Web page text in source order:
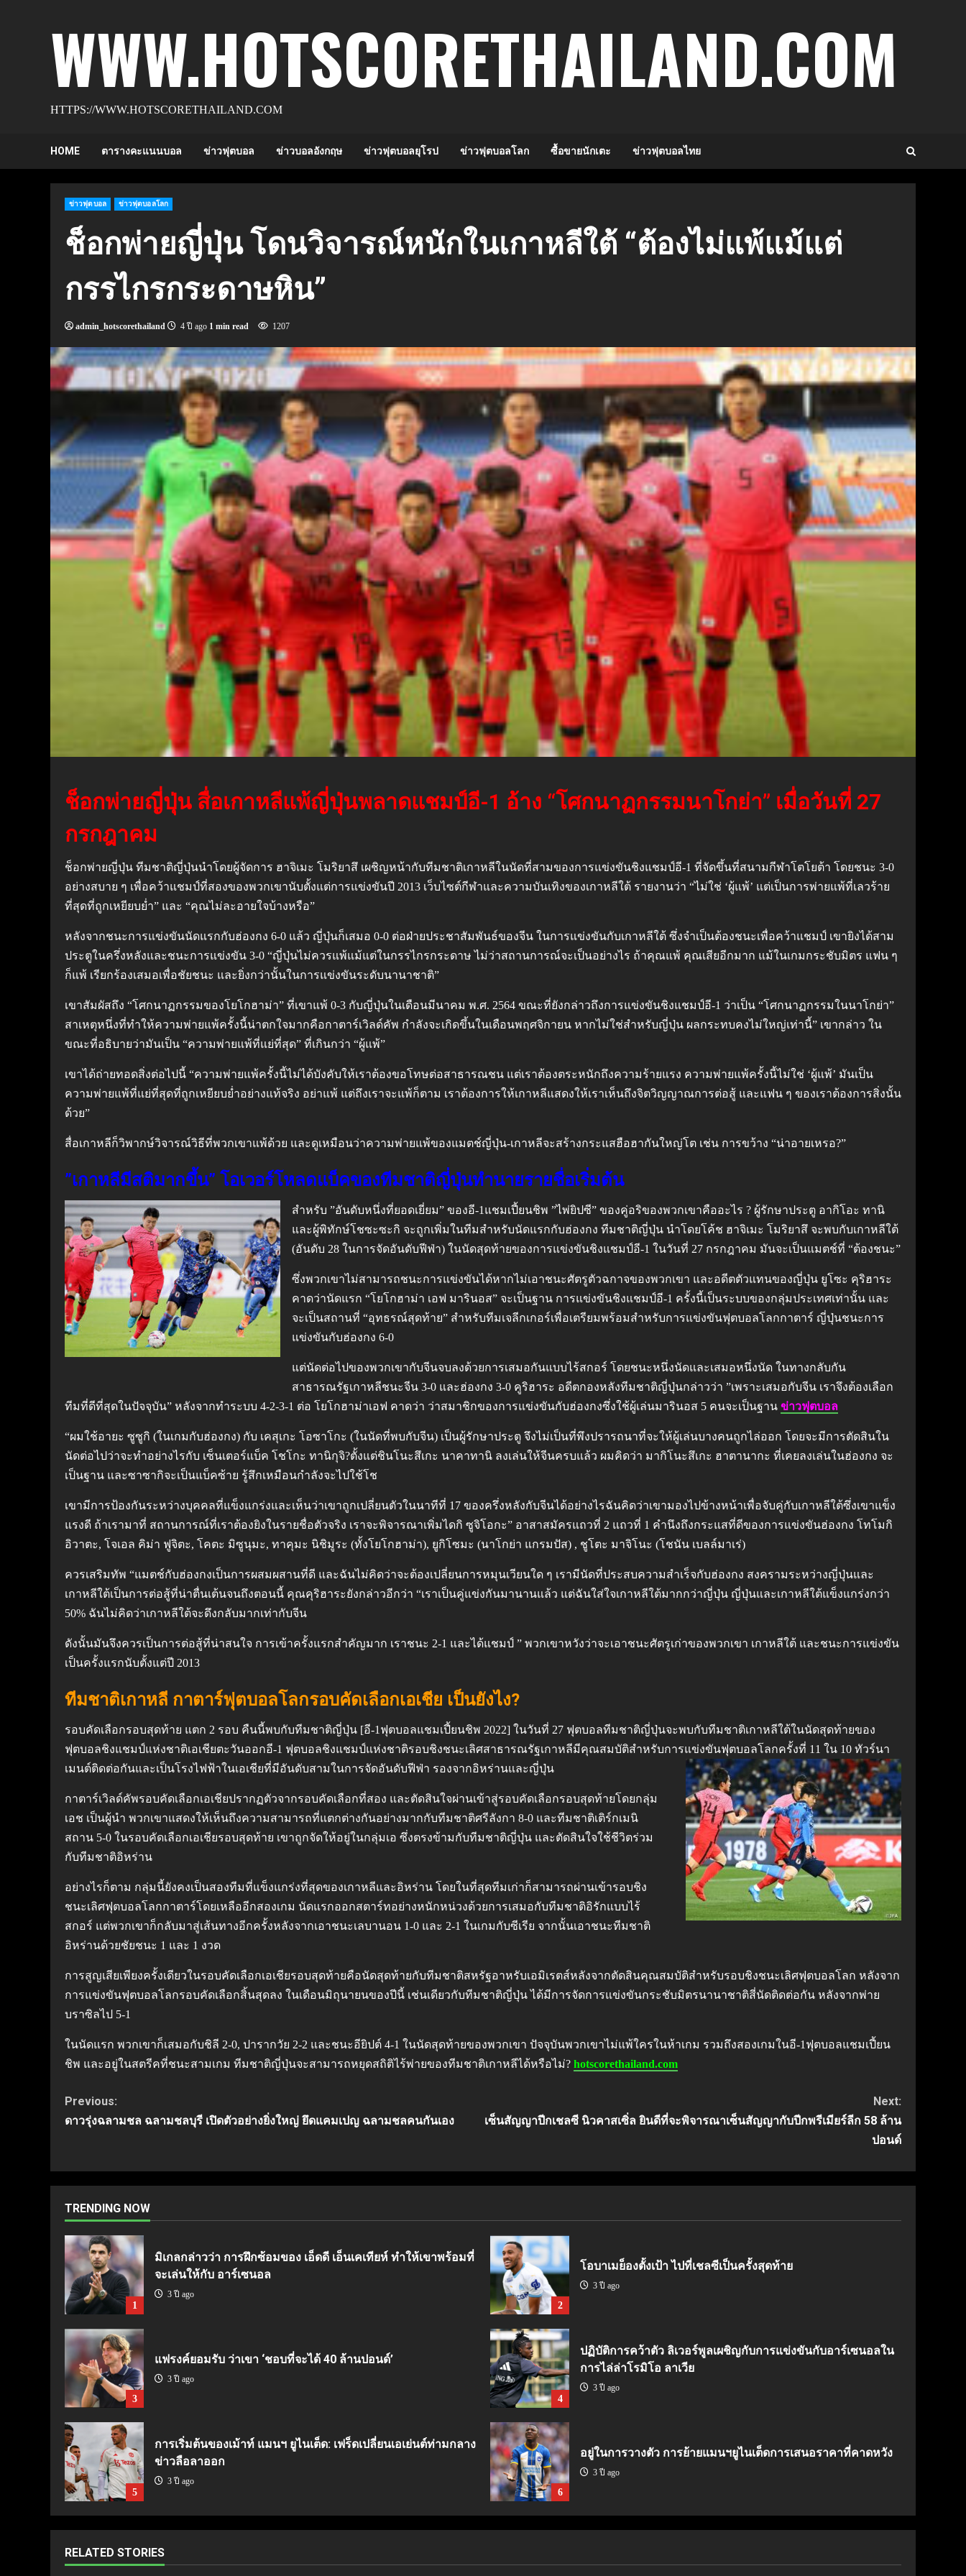
WWW.HOTSCORETHAILAND.COM
HTTPS://WWW.HOTSCORETHAILAND.COM
HOME ตารางคะแนนบอล ข่าวฟุตบอล ข่าวบอลอังกฤษ ข่าวฟุตบอลยุโรป ข่าวฟุตบอลโลก ซื้อขายนักเตะ ข่าวฟุตบอลไทย
ข่าวฟุตบอล ข่าวฟุตบอลโลก
ช็อกพ่ายญี่ปุ่น โดนวิจารณ์หนักในเกาหลีใต้ “ต้องไม่แพ้แม้แต่
กรรไกรกระดาษหิน”
admin_hotscorethailand 4 ปี ago 1 min read 1207
ช็อกพ่ายญี่ปุ่น สื่อเกาหลีแพ้ญี่ปุ่นพลาดแชมป์อี-1 อ้าง “โศกนาฏกรรมนาโกย่า” เมื่อวันที่ 27
กรกฎาคม
ช็อกพ่ายญี่ปุ่น ทีมชาติญี่ปุ่นนำโดยผู้จัดการ ฮาจิเมะ โมริยาสึ เผชิญหน้ากับทีมชาติเกาหลีในนัดที่สามของการแข่งขันชิงแชมป์อี-1 ที่จัดขึ้นที่สนามกีฬาโตโยต้า โดยชนะ 3-0
อย่างสบาย ๆ เพื่อคว้าแชมป์ที่สองของพวกเขานับตั้งแต่การแข่งขันปี 2013 เว็บไซต์กีฬาและความบันเทิงของเกาหลีใต้ รายงานว่า “ไม่ใช่ ‘ผู้แพ้’ แต่เป็นการพ่ายแพ้ที่เลวร้าย
ที่สุดที่ถูกเหยียบย่ำ” และ “คุณไม่ละอายใจบ้างหรือ”
หลังจากชนะการแข่งขันนัดแรกกับฮ่องกง 6-0 แล้ว ญี่ปุ่นก็เสมอ 0-0 ต่อฝ่ายประชาสัมพันธ์ของจีน ในการแข่งขันกับเกาหลีใต้ ซึ่งจำเป็นต้องชนะเพื่อคว้าแชมป์ เขายิงได้สาม
ประตูในครึ่งหลังและชนะการแข่งขัน 3-0 “ญี่ปุ่นไม่ควรแพ้แม้แต่ในกรรไกรกระดาษ ไม่ว่าสถานการณ์จะเป็นอย่างไร ถ้าคุณแพ้ คุณเสียอีกมาก แม้ในเกมกระชับมิตร แฟน ๆ
ก็แพ้ เรียกร้องเสมอเพื่อชัยชนะ และยิ่งกว่านั้นในการแข่งขันระดับนานาชาติ”
เขาสัมผัสถึง “โศกนาฏกรรมของโยโกฮาม่า” ที่เขาแพ้ 0-3 กับญี่ปุ่นในเดือนมีนาคม พ.ศ. 2564 ขณะที่ยังกล่าวถึงการแข่งขันชิงแชมป์อี-1 ว่าเป็น “โศกนาฏกรรมในนาโกย่า”
สาเหตุหนึ่งที่ทำให้ความพ่ายแพ้ครั้งนี้น่าตกใจมากคือกาตาร์เวิลด์คัพ กำลังจะเกิดขึ้นในเดือนพฤศจิกายน หากไม่ใช่สำหรับญี่ปุ่น ผลกระทบคงไม่ใหญ่เท่านี้” เขากล่าว ใน
ขณะที่อธิบายว่ามันเป็น “ความพ่ายแพ้ที่แย่ที่สุด” ที่เกินกว่า “ผู้แพ้”
เขาได้ถ่ายทอดสิ่งต่อไปนี้ “ความพ่ายแพ้ครั้งนี้ไม่ได้บังคับให้เราต้องขอโทษต่อสาธารณชน แต่เราต้องตระหนักถึงความร้ายแรง ความพ่ายแพ้ครั้งนี้ไม่ใช่ ‘ผู้แพ้’ มันเป็น
ความพ่ายแพ้ที่แย่ที่สุดที่ถูกเหยียบย่ำอย่างแท้จริง อย่าแพ้ แต่ถึงเราจะแพ้ก็ตาม เราต้องการให้เกาหลีแสดงให้เราเห็นถึงจิตวิญญาณการต่อสู้ และแฟน ๆ ของเราต้องการสิ่งนั้น
ด้วย”
สื่อเกาหลีก็วิพากษ์วิจารณ์วิธีที่พวกเขาแพ้ด้วย และดูเหมือนว่าความพ่ายแพ้ของแมตช์ญี่ปุ่น-เกาหลีจะสร้างกระแสฮือฮากันใหญ่โต เช่น การขว้าง “น่าอายเหรอ?”
”เกาหลีมีสติมากขึ้น” โอเวอร์โหลดแบ็คของทีมชาติญี่ปุ่นทำนายรายชื่อเริ่มต้น
สำหรับ ”อันดับหนึ่งที่ยอดเยี่ยม” ของอี-1แชมเปี้ยนชิพ ”ไพ่ยิปซี” ของคู่อริของพวกเขาคืออะไร ? ผู้รักษาประตู อากิโอะ ทานิ
และผู้พิทักษ์โชซะซะกิ จะถูกเพิ่มในทีมสำหรับนัดแรกกับฮ่องกง ทีมชาติญี่ปุ่น นำโดยโค้ช ฮาจิเมะ โมริยาสึ จะพบกับเกาหลีใต้
(อันดับ 28 ในการจัดอันดับฟีฟ่า) ในนัดสุดท้ายของการแข่งขันชิงแชมป์อี-1 ในวันที่ 27 กรกฎาคม มันจะเป็นแมตช์ที่ “ต้องชนะ”
ซึ่งพวกเขาไม่สามารถชนะการแข่งขันได้หากไม่เอาชนะศัตรูตัวฉกาจของพวกเขา และอดีตตัวแทนของญี่ปุ่น ยูโซะ คุริฮาระ
คาดว่านัดแรก “โยโกฮาม่า เอฟ มารินอส” จะเป็นฐาน การแข่งขันชิงแชมป์อี-1 ครั้งนี้เป็นระบบของกลุ่มประเทศเท่านั้น และ
จะเป็นสถานที่ “อุทธรณ์สุดท้าย” สำหรับทีมเจลีกเกอร์เพื่อเตรียมพร้อมสำหรับการแข่งขันฟุตบอลโลกกาตาร์ ญี่ปุ่นชนะการ
แข่งขันกับฮ่องกง 6-0
แต่นัดต่อไปของพวกเขากับจีนจบลงด้วยการเสมอกันแบบไร้สกอร์ โดยชนะหนึ่งนัดและเสมอหนึ่งนัด ในทางกลับกัน
สาธารณรัฐเกาหลีชนะจีน 3-0 และฮ่องกง 3-0 คูริฮาระ อดีตกองหลังทีมชาติญี่ปุ่นกล่าวว่า ”เพราะเสมอกับจีน เราจึงต้องเลือก
ทีมที่ดีที่สุดในปัจจุบัน” หลังจากทำระบบ 4-2-3-1 ต่อ โยโกฮาม่าเอฟ คาดว่า ว่าสมาชิกของการแข่งขันกับฮ่องกงซึ่งใช้ผู้เล่นมารินอส 5 คนจะเป็นฐาน ข่าวฟุตบอล
“ผมใช้อายะ ซูซูกิ (ในเกมกับฮ่องกง) กับ เคสุเกะ โอซาโกะ (ในนัดที่พบกับจีน) เป็นผู้รักษาประตู จึงไม่เป็นที่พึงปรารถนาที่จะให้ผู้เล่นบางคนถูกไล่ออก โดยจะมีการตัดสินใน
นัดต่อไปว่าจะทำอย่างไรกับ เซ็นเตอร์แบ็ค โชโกะ ทานิกุจิ?ตั้งแต่ชินโนะสึเกะ นาคาทานิ ลงเล่นให้จีนครบแล้ว ผมคิดว่า มากิโนะสึเกะ ฮาตานากะ ที่เคยลงเล่นในฮ่องกง จะ
เป็นฐาน และซาซากิจะเป็นแบ็คซ้าย รู้สึกเหมือนกำลังจะไปใช้โช
เขามีการป้องกันระหว่างบุคคลที่แข็งแกร่งและเห็นว่าเขาถูกเปลี่ยนตัวในนาทีที่ 17 ของครึ่งหลังกับจีนได้อย่างไรฉันคิดว่าเขามองไปข้างหน้าเพื่อจับคู่กับเกาหลีใต้ซึ่งเขาแข็ง
แรงดี ถ้าเรามาที่ สถานการณ์ที่เราต้องยิงในรายชื่อตัวจริง เราจะพิจารณาเพิ่มไดกิ ซูจิโอกะ” อาสาสมัครแถวที่ 2 แถวที่ 1 คำนึงถึงกระแสที่ดีของการแข่งขันฮ่องกง โทโมกิ
อิวาตะ, โจเอล คิม่า ฟูจิตะ, โคตะ มิซูนุมะ, ทาคุมะ นิชิมูระ (ทั้งโยโกฮาม่า), ยูกิโซมะ (นาโกย่า แกรมปัส) , ชูโตะ มาจิโนะ (โชนัน เบลล์มาเร่)
ควรเสริมทัพ “แมตช์กับฮ่องกงเป็นการผสมผสานที่ดี และฉันไม่คิดว่าจะต้องเปลี่ยนการหมุนเวียนใด ๆ เรามีนัดที่ประสบความสำเร็จกับฮ่องกง สงครามระหว่างญี่ปุ่นและ
เกาหลีใต้เป็นการต่อสู้ที่น่าตื่นเต้นจนถึงตอนนี้ คุณคุริฮาระยังกล่าวอีกว่า “เราเป็นคู่แข่งกันมานานแล้ว แต่ฉันใส่ใจเกาหลีใต้มากกว่าญี่ปุ่น ญี่ปุ่นและเกาหลีใต้แข็งแกร่งกว่า
50% ฉันไม่คิดว่าเกาหลีใต้จะดึงกลับมากเท่ากับจีน
ดังนั้นมันจึงควรเป็นการต่อสู้ที่น่าสนใจ การเข้าครั้งแรกสำคัญมาก เราชนะ 2-1 และได้แชมป์ ” พวกเขาหวังว่าจะเอาชนะศัตรูเก่าของพวกเขา เกาหลีใต้ และชนะการแข่งขัน
เป็นครั้งแรกนับตั้งแต่ปี 2013
ทีมชาติเกาหลี กาตาร์ฟุตบอลโลกรอบคัดเลือกเอเชีย เป็นยังไง?
รอบคัดเลือกรอบสุดท้าย แตก 2 รอบ คืนนี้พบกับทีมชาติญี่ปุ่น [อี-1ฟุตบอลแชมเปี้ยนชิพ 2022] ในวันที่ 27 ฟุตบอลทีมชาติญี่ปุ่นจะพบกับทีมชาติเกาหลีใต้ในนัดสุดท้ายของ
ฟุตบอลชิงแชมป์แห่งชาติเอเชียตะวันออกอี-1 ฟุตบอลชิงแชมป์แห่งชาติรอบชิงชนะเลิศสาธารณรัฐเกาหลีมีคุณสมบัติสำหรับการแข่งขันฟุตบอลโลกครั้งที่ 11 ใน 10 ทัวร์นา
เมนต์ติดต่อกันและเป็นโรงไฟฟ้าในเอเชียที่มีอันดับสามในการจัดอันดับฟีฟ่า รองจากอิหร่านและญี่ปุ่น
กาตาร์เวิลด์คัพรอบคัดเลือกเอเชียปรากฏตัวจากรอบคัดเลือกที่สอง และตัดสินใจผ่านเข้าสู่รอบคัดเลือกรอบสุดท้ายโดยกลุ่ม
เอช เป็นผู้นำ พวกเขาแสดงให้เห็นถึงความสามารถที่แตกต่างกันอย่างมากกับทีมชาติศรีลังกา 8-0 และทีมชาติเติร์กเมนิ
สถาน 5-0 ในรอบคัดเลือกเอเชียรอบสุดท้าย เขาถูกจัดให้อยู่ในกลุ่มเอ ซึ่งตรงข้ามกับทีมชาติญี่ปุ่น และตัดสินใจใช้ชีวิตร่วม
กับทีมชาติอิหร่าน
อย่างไรก็ตาม กลุ่มนี้ยังคงเป็นสองทีมที่แข็งแกร่งที่สุดของเกาหลีและอิหร่าน โดยในที่สุดทีมเก่าก็สามารถผ่านเข้ารอบชิง
ชนะเลิศฟุตบอลโลกกาตาร์โดยเหลืออีกสองเกม นัดแรกออกสตาร์ทอย่างหนักหน่วงด้วยการเสมอกับทีมชาติอิรักแบบไร้
สกอร์ แต่พวกเขาก็กลับมาสู่เส้นทางอีกครั้งหลังจากเอาชนะเลบานอน 1-0 และ 2-1 ในเกมกับซีเรีย จากนั้นเอาชนะทีมชาติ
อิหร่านด้วยชัยชนะ 1 และ 1 งวด
การสูญเสียเพียงครั้งเดียวในรอบคัดเลือกเอเชียรอบสุดท้ายคือนัดสุดท้ายกับทีมชาติสหรัฐอาหรับเอมิเรตส์หลังจากตัดสินคุณสมบัติสำหรับรอบชิงชนะเลิศฟุตบอลโลก หลังจาก
การแข่งขันฟุตบอลโลกรอบคัดเลือกสิ้นสุดลง ในเดือนมิถุนายนของปีนี้ เช่นเดียวกับทีมชาติญี่ปุ่น ได้มีการจัดการแข่งขันกระชับมิตรนานาชาติสี่นัดติดต่อกัน หลังจากพ่าย
บราซิลไป 5-1
ในนัดแรก พวกเขาก็เสมอกับชิลี 2-0, ปารากวัย 2-2 และชนะอียิปต์ 4-1 ในนัดสุดท้ายของพวกเขา ปัจจุบันพวกเขาไม่แพ้ใครในห้าเกม รวมถึงสองเกมในอี-1ฟุตบอลแชมเปี้ยน
ชิพ และอยู่ในสตรีคที่ชนะสามเกม ทีมชาติญี่ปุ่นจะสามารถหยุดสถิติไร้พ่ายของทีมชาติเกาหลีได้หรือไม่? hotscorethailand.com
Continue
Previous:
ดาวรุ่งฉลามชล ฉลามชลบุรี เปิดตัวอย่างยิ่งใหญ่ ยึดแคมเปญ ฉลามชลคนกันเอง
Next:
เซ็นสัญญาปีกเชลซี นิวคาสเซิ่ล ยินดีที่จะพิจารณาเซ็นสัญญากับปีกพรีเมียร์ลีก 58 ล้าน
ปอนด์
TRENDING NOW
1
มิเกลกล่าวว่า การฝึกซ้อมของ เอ็ดดี เอ็นเคเทียห์ ทำให้เขาพร้อมที่
จะเล่นให้กับ อาร์เซนอล
3 ปี ago
2
โอบาเมย็องตั้งเป้า ไปที่เชลซีเป็นครั้งสุดท้าย
3 ปี ago
3
แฟรงค์ยอมรับ ว่าเขา ‘ชอบที่จะได้ 40 ล้านปอนด์’
3 ปี ago
4
ปฏิบัติการคว้าตัว ลิเวอร์พูลเผชิญกับการแข่งขันกับอาร์เซนอลใน
การไล่ล่าโรมิโอ ลาเวีย
3 ปี ago
5
การเริ่มต้นของเม้าท์ แมนฯ ยูไนเต็ด: เฟร็ดเปลี่ยนเอเย่นต์ท่ามกลาง
ข่าวลือลาออก
3 ปี ago
6
อยู่ในการวางตัว การย้ายแมนฯยูไนเต็ดการเสนอราคาที่คาดหวัง
3 ปี ago
RELATED STORIES